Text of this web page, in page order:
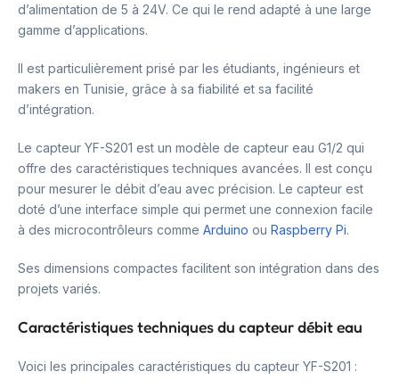
d’alimentation de 5 à 24V. Ce qui le rend adapté à une large
gamme d’applications.
Il est particulièrement prisé par les étudiants, ingénieurs et
makers en Tunisie, grâce à sa fiabilité et sa facilité
d’intégration.
Le capteur YF-S201 est un modèle de capteur eau G1/2 qui
offre des caractéristiques techniques avancées. Il est conçu
pour mesurer le débit d’eau avec précision. Le capteur est
doté d’une interface simple qui permet une connexion facile
à des microcontrôleurs comme Arduino ou Raspberry Pi.
Ses dimensions compactes facilitent son intégration dans des
projets variés.
Caractéristiques techniques du capteur débit eau
Voici les principales caractéristiques du capteur YF-S201 :